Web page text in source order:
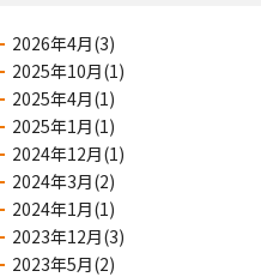
2026年4月(3)
2025年10月(1)
2025年4月(1)
2025年1月(1)
2024年12月(1)
2024年3月(2)
2024年1月(1)
2023年12月(3)
2023年5月(2)